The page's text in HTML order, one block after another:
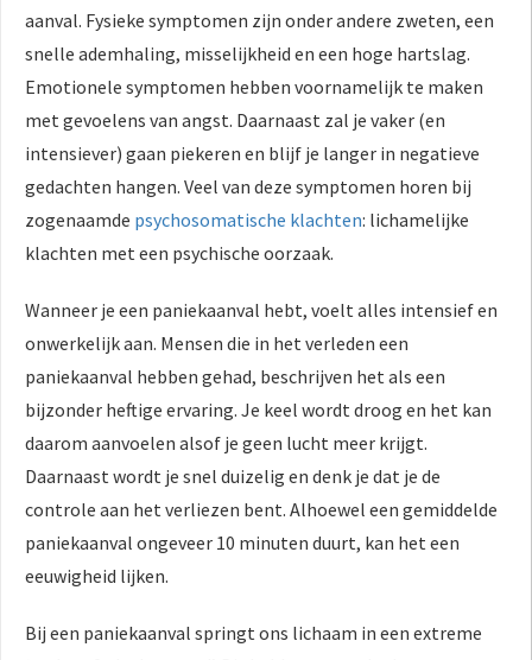
aanval. Fysieke symptomen zijn onder andere zweten, een
snelle ademhaling, misselijkheid en een hoge hartslag.
Emotionele symptomen hebben voornamelijk te maken
met gevoelens van angst. Daarnaast zal je vaker (en
intensiever) gaan piekeren en blijf je langer in negatieve
gedachten hangen. Veel van deze symptomen horen bij
zogenaamde psychosomatische klachten: lichamelijke
klachten met een psychische oorzaak.
Wanneer je een paniekaanval hebt, voelt alles intensief en
onwerkelijk aan. Mensen die in het verleden een
paniekaanval hebben gehad, beschrijven het als een
bijzonder heftige ervaring. Je keel wordt droog en het kan
daarom aanvoelen alsof je geen lucht meer krijgt.
Daarnaast wordt je snel duizelig en denk je dat je de
controle aan het verliezen bent. Alhoewel een gemiddelde
paniekaanval ongeveer 10 minuten duurt, kan het een
eeuwigheid lijken.
Bij een paniekaanval springt ons lichaam in een extreme